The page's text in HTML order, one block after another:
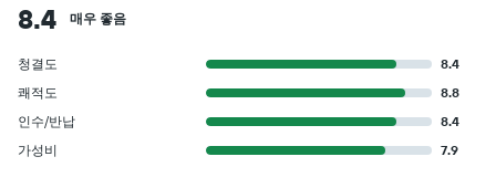
8.4 매우 좋음
청결도
8.4
쾌적도
8.8
인수/반납
8.4
가성비
7.9